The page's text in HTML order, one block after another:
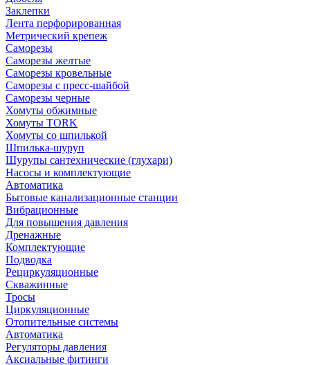
Заклепки
Лента перфорированная
Метрический крепеж
Саморезы
Саморезы желтые
Саморезы кровельные
Саморезы с пресс-шайбой
Саморезы черные
Хомуты обжимные
Хомуты TORK
Хомуты со шпилькой
Шпилька-шуруп
Шурупы сантехнические (глухари)
Насосы и комплектующие
Автоматика
Бытовые канализационные станции
Вибрационные
Для повышения давления
Дренажные
Комплектующие
Подводка
Рециркуляционные
Скважинные
Тросы
Циркуляционные
Отопительные системы
Автоматика
Регуляторы давления
Аксиальные фитинги